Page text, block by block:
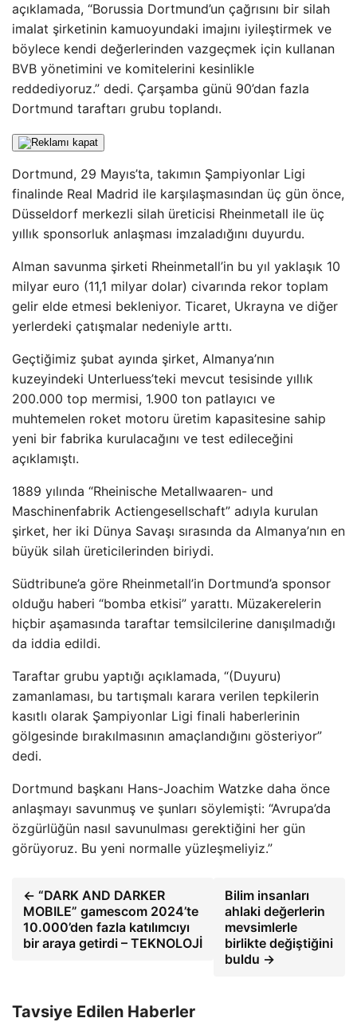
açıklamada, “Borussia Dortmund’un çağrısını bir silah
imalat şirketinin kamuoyundaki imajını iyileştirmek ve
böylece kendi değerlerinden vazgeçmek için kullanan
BVB yönetimini ve komitelerini kesinlikle
reddediyoruz.” dedi. Çarşamba günü 90’dan fazla
Dortmund taraftarı grubu toplandı.
Dortmund, 29 Mayıs’ta, takımın Şampiyonlar Ligi
finalinde Real Madrid ile karşılaşmasından üç gün önce,
Düsseldorf merkezli silah üreticisi Rheinmetall ile üç
yıllık sponsorluk anlaşması imzaladığını duyurdu.
Alman savunma şirketi Rheinmetall’in bu yıl yaklaşık 10
milyar euro (11,1 milyar dolar) civarında rekor toplam
gelir elde etmesi bekleniyor. Ticaret, Ukrayna ve diğer
yerlerdeki çatışmalar nedeniyle arttı.
Geçtiğimiz şubat ayında şirket, Almanya’nın
kuzeyindeki Unterluess’teki mevcut tesisinde yıllık
200.000 top mermisi, 1.900 ton patlayıcı ve
muhtemelen roket motoru üretim kapasitesine sahip
yeni bir fabrika kurulacağını ve test edileceğini
açıklamıştı.
1889 yılında “Rheinische Metallwaaren- und
Maschinenfabrik Actiengesellschaft” adıyla kurulan
şirket, her iki Dünya Savaşı sırasında da Almanya’nın en
büyük silah üreticilerinden biriydi.
Südtribune’a göre Rheinmetall’in Dortmund’a sponsor
olduğu haberi “bomba etkisi” yarattı. Müzakerelerin
hiçbir aşamasında taraftar temsilcilerine danışılmadığı
da iddia edildi.
Taraftar grubu yaptığı açıklamada, “(Duyuru)
zamanlaması, bu tartışmalı karara verilen tepkilerin
kasıtlı olarak Şampiyonlar Ligi finali haberlerinin
gölgesinde bırakılmasının amaçlandığını gösteriyor”
dedi.
Dortmund başkanı Hans-Joachim Watzke daha önce
anlaşmayı savunmuş ve şunları söylemişti: “Avrupa’da
özgürlüğün nasıl savunulması gerektiğini her gün
görüyoruz. Bu yeni normalle yüzleşmeliyiz.”
← “DARK AND DARKER
MOBILE” gamescom 2024’te
10.000’den fazla katılımcıyı
bir araya getirdi – TEKNOLOJİ
Bilim insanları
ahlaki değerlerin
mevsimlerle
birlikte değiştiğini
buldu →
Tavsiye Edilen Haberler